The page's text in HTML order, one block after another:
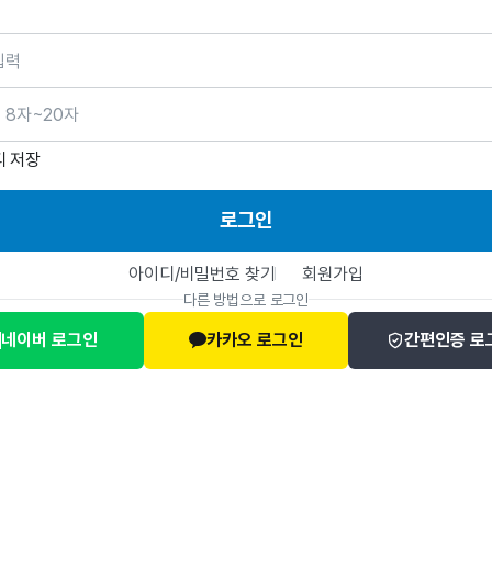
저장
로그인
아이디/비밀번호 찾기 회원가입
다른 방법으로 로그인
네이버 로그인 카카오 로그인 간편인증 로